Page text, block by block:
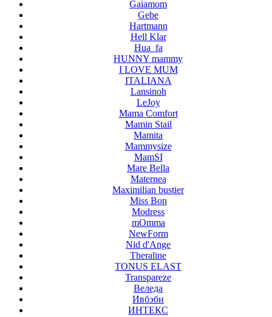
Gaiamom
Gebe
Hartmann
Hell Klar
Hua_fa
HUNNY mammy
I LOVE MUM
ITALIANA
Lansinoh
LeJoy
Mama Comfort
Mamin Stail
Mamita
Mammysize
MamSI
Mare Bella
Maternea
Maximilian bustier
Miss Bon
Modress
mOmma
NewForm
Nid d'Ange
Theraline
TONUS ELAST
Transpareze
Веледа
Ивбэби
ИНТЕКС